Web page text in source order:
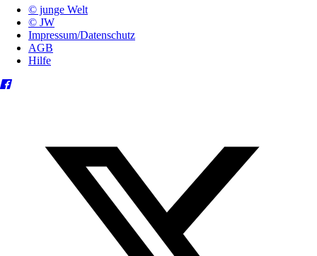
© junge Welt
© JW
Impressum/Datenschutz
AGB
Hilfe